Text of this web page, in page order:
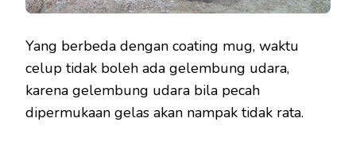
Yang berbeda dengan coating mug, waktu
celup tidak boleh ada gelembung udara,
karena gelembung udara bila pecah
dipermukaan gelas akan nampak tidak rata.